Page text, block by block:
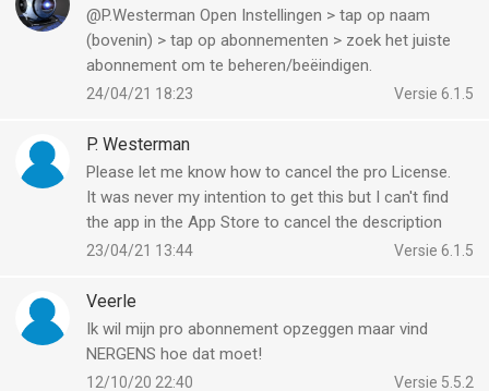
UITDAGINGEN, GROEPEN EN RANGLIJSTEN
Wandelen is leuker samen.
kantoor. Concurreer in dagelijkse en wekelijkse ranglijsten,
motiveer elkaar en blijf betrokken via gezamenlijke uitdagingen.
Een beetje competitie brengt je ver.
• Synchroniseer naadloos met Apple Health
• Combineer activiteit van iPhone en Apple Watch
• Houd workouts bij met GPS op Apple Watch
@P.Westerman Open Instellingen > tap op naam
(bovenin) > tap op abonnementen > zoek het juiste
abonnement om te beheren/beëindigen.
Versie 6.1.5
24/04/21 18:23
P. Westerman
Please let me know how to cancel the pro License.
It was never my intention to get this but I can't find
the app in the App Store to cancel the description
Versie 6.1.5
23/04/21 13:44
Veerle
Ik wil mijn pro abonnement opzeggen maar vind
NERGENS hoe dat moet!
Versie 5.5.2
12/10/20 22:40